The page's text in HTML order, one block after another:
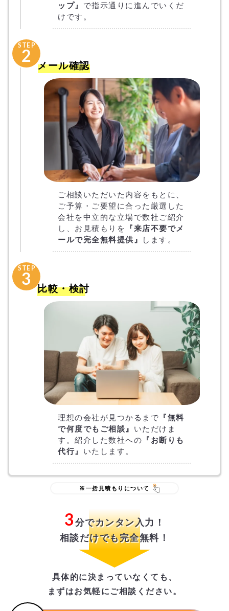
ップ』 で指示通りに進んでいくだ
けです。
STEP
2
メール確認
ご相談いただいた内容をもとに、
ご予算・ご要望に合った厳選した
会社を中立的な立場で数社ご紹介
し、お見積もりを
『来店不要でメ
ールで完全無料提供』
します。
STEP
3
比較・検討
理想の会社が見つかるまで 『無料
で何度でもご相談』 いただけま
す。紹介した数社への 『お断りも
代行』 いたします。
※一括見積もりについて
『厳しく審査』した優良建築
会社・工務店のみをご紹介し
ます。
3 分でカンタン入力！
相談だけでも完全無料！
具体的に決まっていなくても、
まずはお気軽にご相談ください。